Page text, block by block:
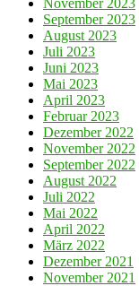
September 2023
August 2023
Juli 2023
Juni 2023
Mai 2023
April 2023
Februar 2023
Dezember 2022
November 2022
September 2022
August 2022
Juli 2022
Mai 2022
April 2022
März 2022
Dezember 2021
November 2021